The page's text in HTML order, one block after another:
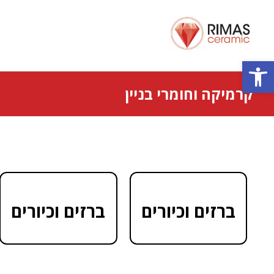
פתח סרגל נגישות
קרמיקה וחומרי בניין
ברזים וכיורים ברזים וכיורים